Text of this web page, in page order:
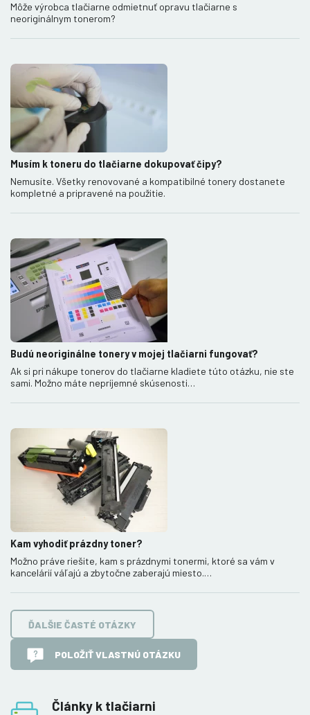
Články k tlačiarni
Môže výrobca tlačiarne odmietnuť opravu tlačiarne s
neoriginálnym tonerom?
Musím k toneru do tlačiarne dokupovať čipy?
Nemusíte. Všetky renovované a kompatibilné tonery dostanete
kompletné a pripravené na použitie.
Budú neoriginálne tonery v mojej tlačiarni fungovať?
Ak si pri nákupe tonerov do tlačiarne kladiete túto otázku, nie ste
sami. Možno máte nepríjemné skúsenosti…
Kam vyhodiť prázdny toner?
Možno práve riešite, kam s prázdnymi tonermi, ktoré sa vám v
kancelárií váľajú a zbytočne zaberajú miesto.…
ĎALŠIE ČASTÉ OTÁZKY
POLOŽIŤ VLASTNÚ OTÁZKU